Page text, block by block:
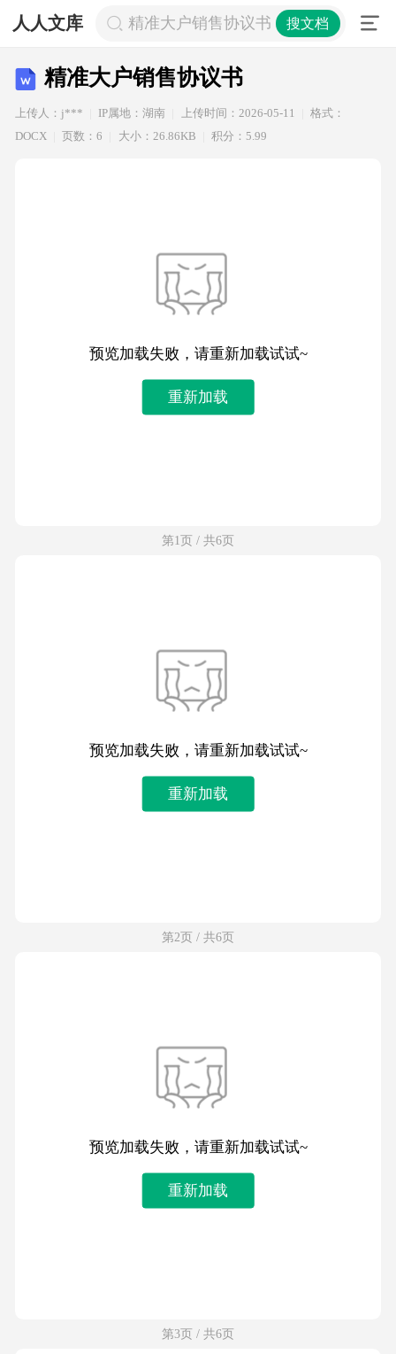
人人文库 精准大户销售协议书 搜文档
精准大户销售协议书
上传人：j*** IP属地：湖南 上传时间：2026-05-11
格式：
DOCX
页数：6 大小：26.86KB 积分：5.99
预览加载失败，请重新加载试试~
重新加载
第1页 / 共6页
预览加载失败，请重新加载试试~
重新加载
第2页 / 共6页
预览加载失败，请重新加载试试~
重新加载
第3页 / 共6页